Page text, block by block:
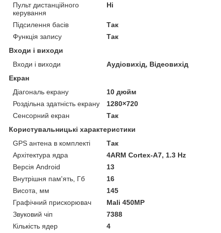
Пульт дистанційного
керування
Ні
Підсилення басів
Так
Функція запису
Так
Входи і виходи
Входи і виходи
Аудіовихід, Відеовихід
Екран
Діагональ екрану
10 дюйм
Роздільна здатність екрану
1280×720
Сенсорний екран
Так
Користувальницькі характеристики
GPS антена в комплекті
Так
Архітектура ядра
4ARM Cortex-A7, 1.3 Hz
Версія Android
13
Внутрішня пам'ять, Гб
16
Висота, мм
145
Графічний прискорювач
Mali 450MP
Звуковий чіп
7388
Кількість ядер
4